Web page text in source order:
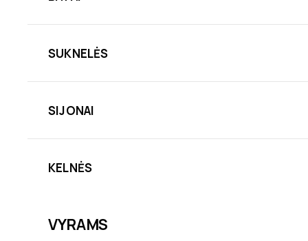
SUKNELĖS
SIJONAI
KELNĖS
VYRAMS